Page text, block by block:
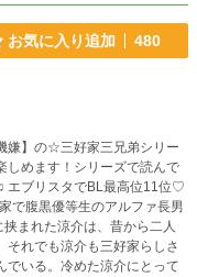
お気に入り追加 480
嫌】の☆三好家三兄弟シリー
めます！シリーズで読んで
エブリスタでBL最高位11位♡
まれた涼介は、昔から二人
それでも涼介も三好家らしさ
でいる。冷めた涼介にとって